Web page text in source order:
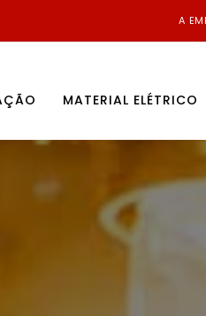
A
MATERIAL ELÉTRICO